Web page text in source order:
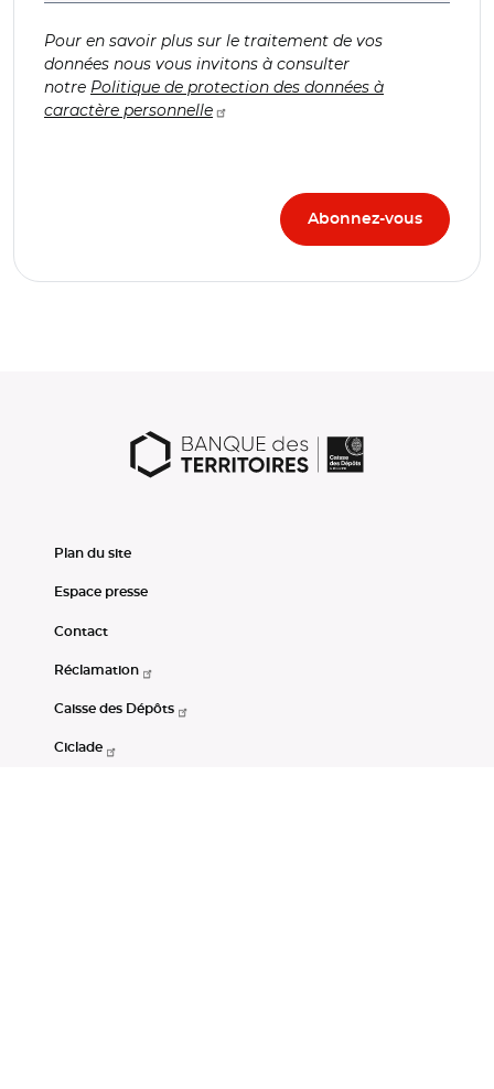
Pour en savoir plus sur le traitement de vos
données nous vous invitons à consulter
notre Politique de protection des données à
caractère personnelle
Plan du site
Espace presse
Contact
Réclamation
Caisse des Dépôts
Ciclade